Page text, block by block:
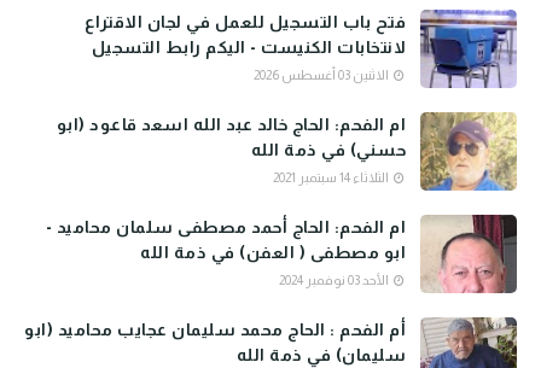
فتح باب التسجيل للعمل في لجان الاقتراع
لانتخابات الكنيست - اليكم رابط التسجيل
الاثنين 03 أغسطس 2026
ام الفحم: الحاج خالد عبد الله اسعد قاعود (ابو
حسني) في ذمة الله
الثلاثاء 14 سبتمبر 2021
ام الفحم: الحاج أحمد مصطفى سلمان محاميد -
ابو مصطفى ( العفن) في ذمة الله
الأحد 03 نوفمبر 2024
أم الفحم : الحاج محمد سليمان عجايب محاميد (ابو
سليمان) في ذمة الله